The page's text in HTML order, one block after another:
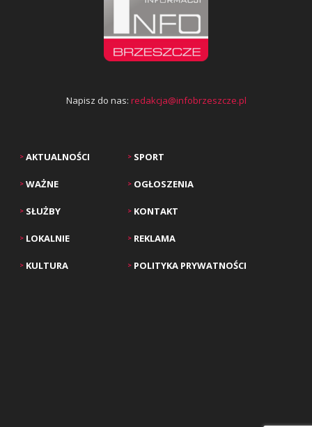
Napisz do nas: redakcja@infobrzeszcze.pl
> AKTUALNOŚCI
> WAŻNE
> SŁUŻBY
> LOKALNIE
> KULTURA
> SPORT
> OGŁOSZENIA
> KONTAKT
> REKLAMA
> POLITYKA PRYWATNOŚCI